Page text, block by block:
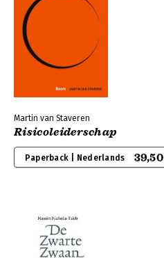
Martin van Staveren
Risicoleiderschap
Paperback | Nederlands 39,50